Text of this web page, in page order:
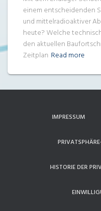
einem entscheidenden
und mittelradioaktiver
heute? Welche
den aktuellen
Zeitplan Read more
IMPRESSUM
HISTORIE DER